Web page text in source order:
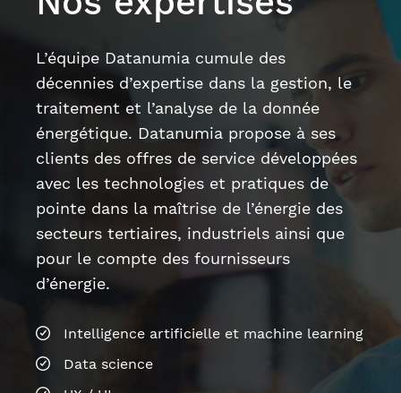
avec les technologies et pratiques de
pointe dans la maîtrise de l’énergie des
secteurs tertiaires, industriels ainsi que
pour le compte des fournisseurs
d’énergie.
Intelligence artificielle et machine learning
Data science
UX / UI
Marketing Relationnel
Innovation
Cybersécurité
Gestion des données énergétiques